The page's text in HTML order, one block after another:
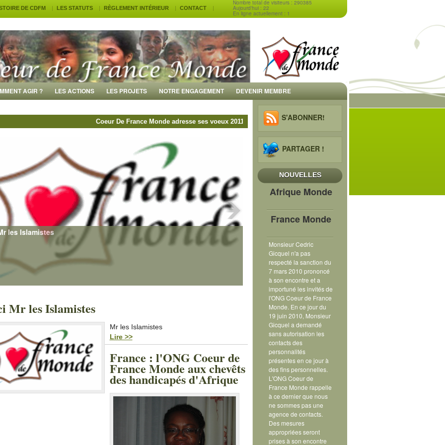
DE CDFM LES STATUTS RÈGLEMENT INTÉRIEUR CONTACT
Nombre total de visiteurs : 290385
Aujourd'hui : 22
En ligne actuellement : 1
AGIR ? LES ACTIONS LES PROJETS NOTRE ENGAGEMENT DEVENIR MEMBRE
Coeur De France Monde adresse ses voeux 2011 à tous ses membres et sympathisants, ainsi qu'à tous les citoyens
Mr les Islamistes
Mr les Islamistes
Lire >>
France : l'ONG Coeur de
France Monde aux chevêts
des handicapés d'Afrique
S'ABONNER!
PARTAGER !
NOUVELLES
Afrique Monde
France Monde
Monsieur Cedric
Gicquel n'a pas
respecté la sanction du
7 mars 2010 prononcé
à son encontre et a
importuné les invités de
l'ONG Coeur de France
Monde. En ce jour du
19 juin 2010, Monsieur
Gicquel a demandé
sans autorisation les
contacts des
personnalités
présentes en ce jour à
des fins personnelles.
L'ONG Coeur de
France Monde rappelle
à ce dernier que nous
ne sommes pas une
agence de contacts.
Des mesures
appropriées seront
prises à son encontre